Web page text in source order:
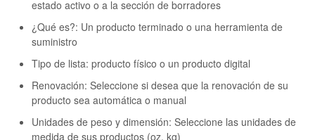
estado activo o a la sección de borradores
¿Qué es?: Un producto terminado o una herramienta de
suministro
Tipo de lista: producto físico o un producto digital
Renovación: Seleccione si desea que la renovación de su
producto sea automática o manual
Unidades de peso y dimensión: Seleccione las unidades de
medida de sus productos (oz, kg)